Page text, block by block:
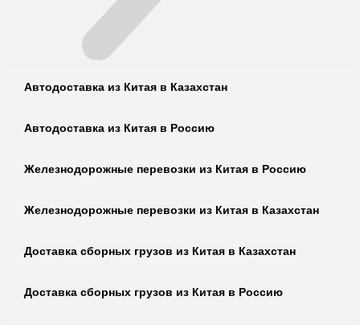
Автодоставка из Китая в Казахстан
Автодоставка из Китая в Россию
Железнодорожные перевозки из Китая в Россию
Железнодорожные перевозки из Китая в Казахстан
Доставка сборных грузов из Китая в Казахстан
Доставка сборных грузов из Китая в Россию